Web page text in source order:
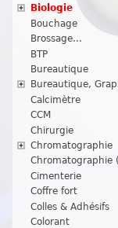
Biologie
Bouchage
Brossage...
BTP
Bureautique
Bureautique,
Calcimètre
CCM
Chirurgie
Chromatographie
Chromatographie
Cimenterie
Coffre fort
Colles & Adhésifs
Colorant